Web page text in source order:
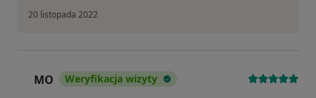
20 listopada 2022
MO Weryfikacja wizyty